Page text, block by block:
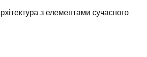
з елементами сучасного